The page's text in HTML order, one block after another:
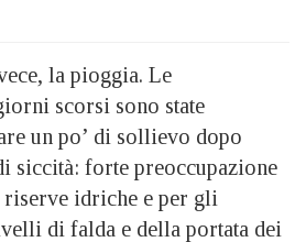
la pioggia. Le
scorsi sono state
un po’ di sollievo dopo
siccità: forte preoccupazione
riserve idriche e per gli
di falda e della portata dei